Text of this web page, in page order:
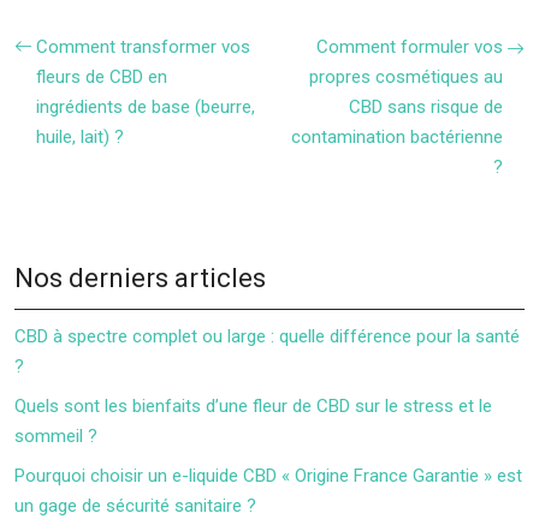
Comment transformer vos
fleurs de CBD en
ingrédients de base (beurre,
huile, lait) ?
Comment formuler vos
propres cosmétiques au
CBD sans risque de
contamination bactérienne
?
Nos derniers articles
CBD à spectre complet ou large : quelle différence pour la santé
?
Quels sont les bienfaits d’une fleur de CBD sur le stress et le
sommeil ?
Pourquoi choisir un e-liquide CBD « Origine France Garantie » est
un gage de sécurité sanitaire ?